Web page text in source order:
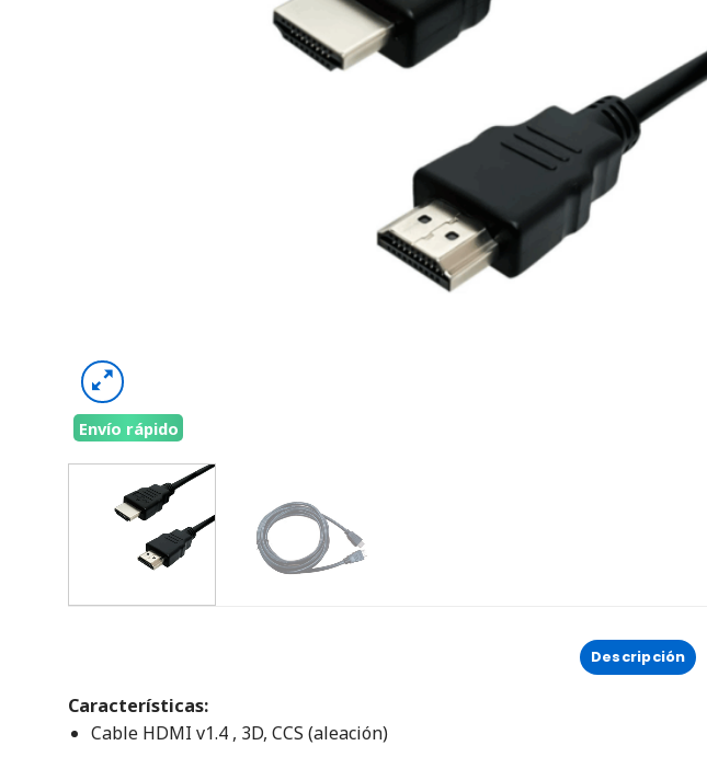
Envío rápido
Descripción
Características:
Cable HDMI v1.4 , 3D, CCS (aleación)